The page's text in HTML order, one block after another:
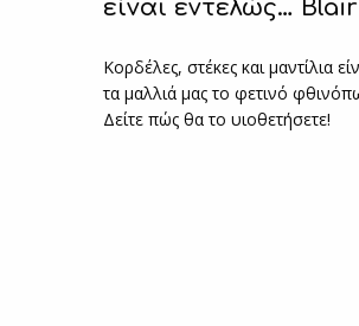
είναι εντελώς…
Κορδέλες, στέκες και μαντίλια
τα μαλλιά μας το φετινό
Δείτε πώς θα το υιοθετήσετε!